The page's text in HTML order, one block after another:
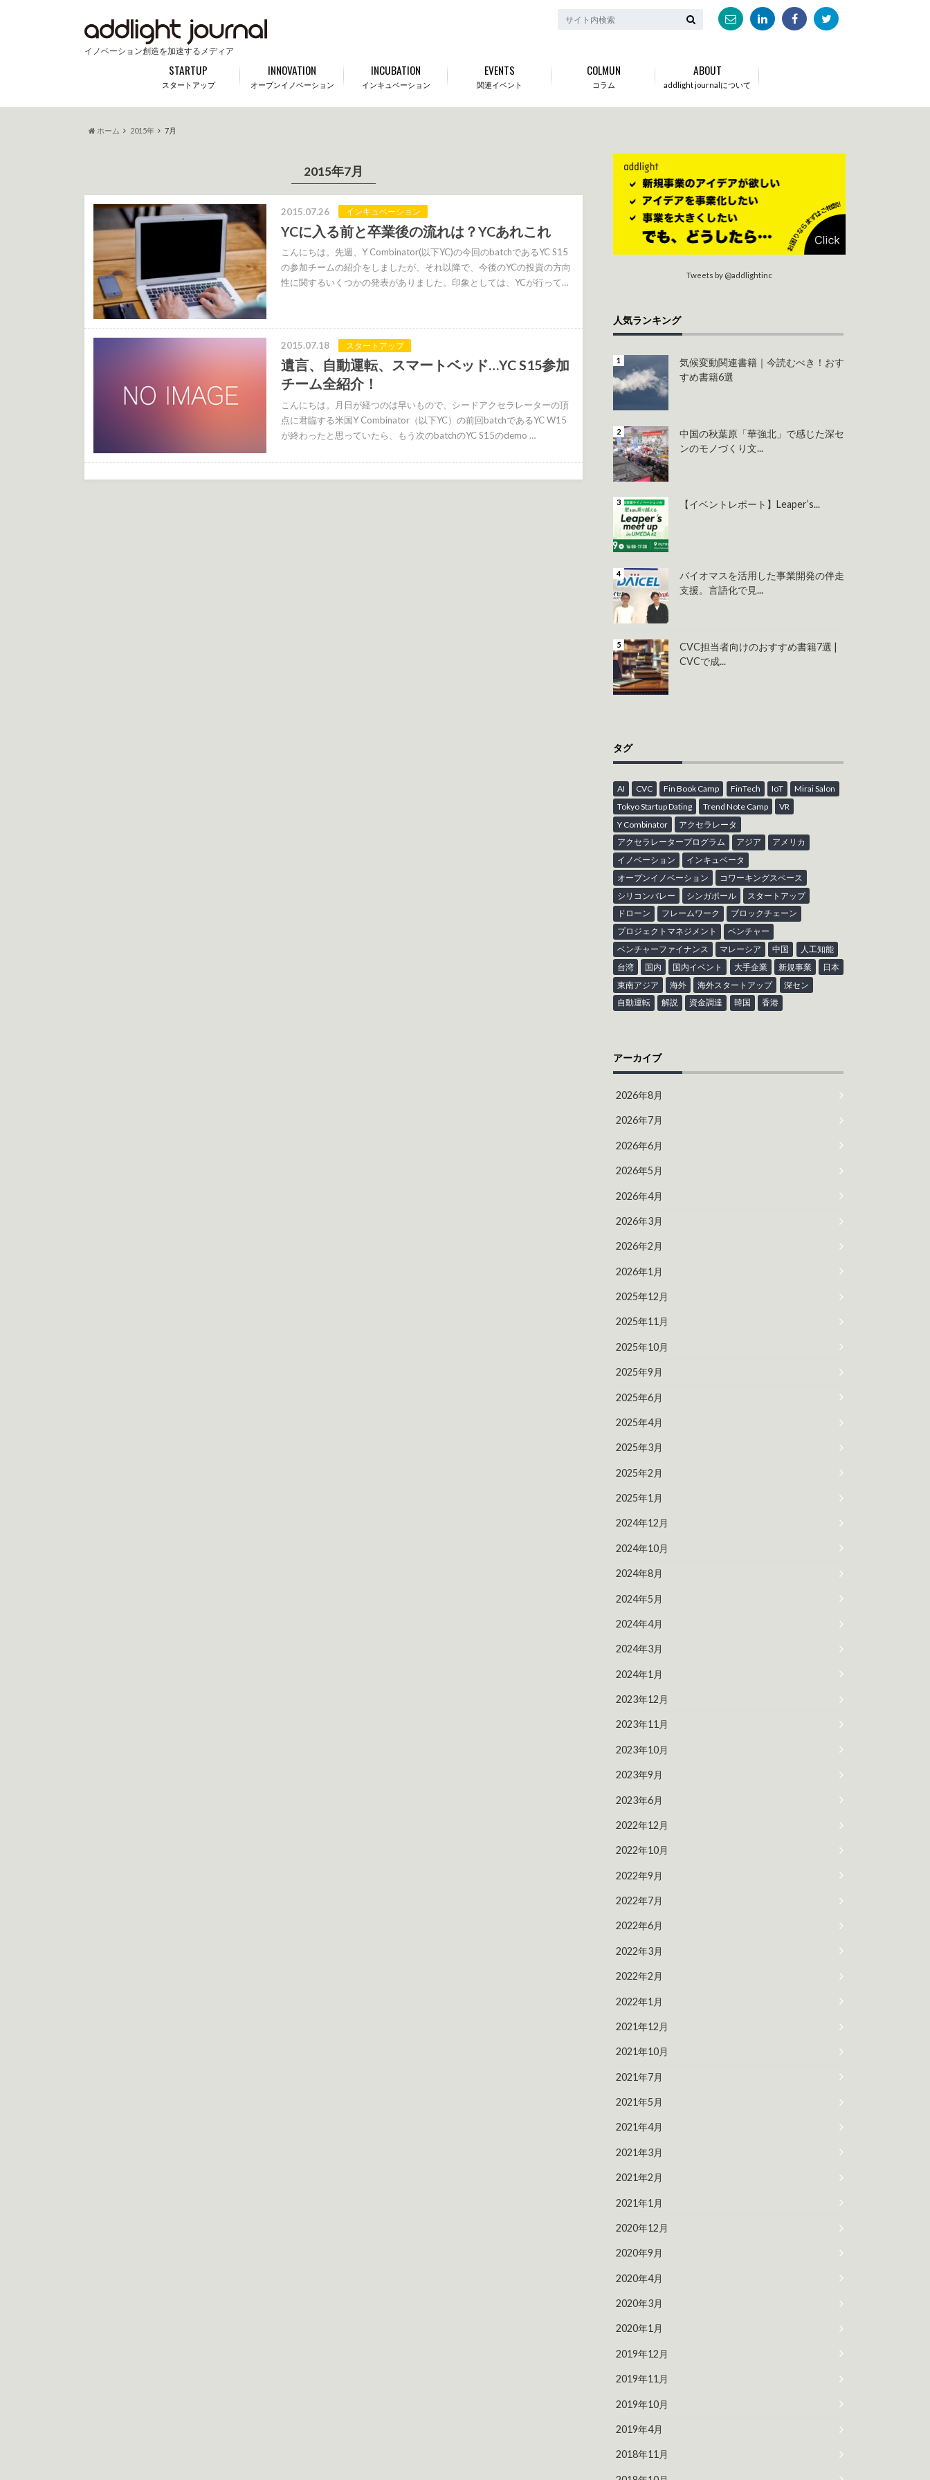
イノベーション創造を加速するメディア
スタートアップ
STARTUP
オープンイノベーション
INNOVATION
インキュベーション
INCUBATION
関連イベント
EVENTS
コラム
COLMUN
addlight journalについて
ABOUT
ホーム 2015年 7月
2015年7月
2015.07.26 インキュベーション
YCに入る前と卒業後の流れは？YCあれこれ
こんにちは。先週、Y Combinator(以下YC)の今回のbatchであるYC S15
の参加チームの紹介をしましたが、それ以降で、今後のYCの投資の方向
性に関するいくつかの発表がありました。印象としては、YCが行って…
2015.07.18 スタートアップ
遺言、自動運転、スマートベッド…YC S15参加
チーム全紹介！
こんにちは。月日が経つのは早いもので、シードアクセラレーターの頂
点に君臨する米国Y Combinator（以下YC）の前回batchであるYC W15
が終わったと思っていたら、もう次のbatchのYC S15のdemo …
Tweets by @addlightinc
人気ランキング
気候変動関連書籍｜今読むべき！おす
すめ書籍6選
中国の秋葉原「華強北」で感じた深セ
ンのモノづくり文...
【イベントレポート】Leaper’s...
バイオマスを活用した事業開発の伴走
支援。言語化で見...
CVC担当者向けのおすすめ書籍7選 |
CVCで成...
タグ
AI CVC Fin Book Camp FinTech IoT
Mirai Salon
Tokyo Startup Dating
Trend Note Camp
VR
Y Combinator
アクセラレータ
アクセラレータープログラム
アジア
アメリカ
イノベーション
インキュベータ
オープンイノベーション
コワーキングスペース
シリコンバレー
シンガポール
スタートアップ
ドローン
フレームワーク
ブロックチェーン
プロジェクトマネジメント
ベンチャー
ベンチャーファイナンス
マレーシア 中国
人工知能
台湾
国内 国内イベント 大手企業 新規事業
日本
東南アジア
海外 海外スタートアップ
深セン
自動運転
解説 資金調達 韓国 香港
アーカイブ
2026年8月
2026年7月
2026年6月
2026年5月
2026年4月
2026年3月
2026年2月
2026年1月
2025年12月
2025年11月
2025年10月
2025年9月
2025年6月
2025年4月
2025年3月
2025年2月
2025年1月
2024年12月
2024年10月
2024年8月
2024年5月
2024年4月
2024年3月
2024年1月
2023年12月
2023年11月
2023年10月
2023年9月
2023年6月
2022年12月
2022年10月
2022年9月
2022年7月
2022年6月
2022年3月
2022年2月
2022年1月
2021年12月
2021年10月
2021年7月
2021年5月
2021年4月
2021年3月
2021年2月
2021年1月
2020年12月
2020年9月
2020年4月
2020年3月
2020年1月
2019年12月
2019年11月
2019年10月
2019年4月
2018年11月